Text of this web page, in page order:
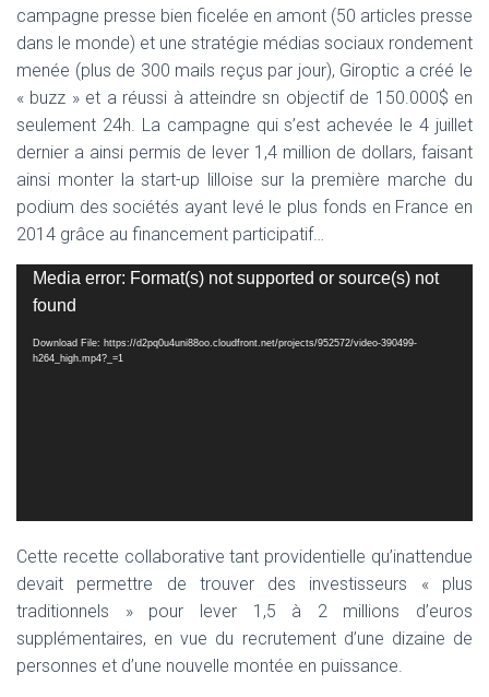
campagne presse bien ficelée en amont (50 articles presse
dans le monde) et une stratégie médias sociaux rondement
menée (plus de 300 mails reçus par jour), Giroptic a créé le
« buzz » et a réussi à atteindre sn objectif de 150.000$ en
seulement 24h. La campagne qui s’est achevée le 4 juillet
dernier a ainsi permis de lever 1,4 million de dollars, faisant
ainsi monter la start-up lilloise sur la première marche du
podium des sociétés ayant levé le plus fonds en France en
2014 grâce au financement participatif…
Lecteur
vidéo
Media error: Format(s) not supported or source(s) not
found
Download File: https://d2pq0u4uni88oo.cloudfront.net/projects/952572/video-390499-
h264_high.mp4?_=1
Cette recette collaborative tant providentielle qu’inattendue
devait permettre de trouver des investisseurs « plus
traditionnels » pour lever 1,5 à 2 millions d’euros
supplémentaires, en vue du recrutement d’une dizaine de
personnes et d’une nouvelle montée en puissance.